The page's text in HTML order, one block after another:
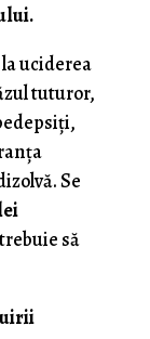
uciderea
tuturor,
Se
să